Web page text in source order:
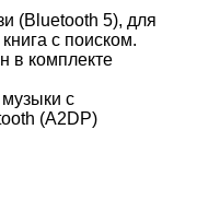
(Bluetooth 5), для
с поиском.
в комплекте
с
(A2DP)